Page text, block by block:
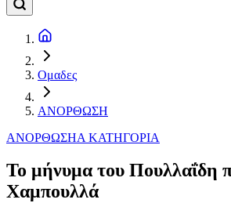
Ομαδες
ΑΝΟΡΘΩΣΗ
ΑΝΟΡΘΩΣΗΑ ΚΑΤΗΓΟΡΙΑ
To μήνυμα του Πουλλαΐδη
Χαμπουλλά